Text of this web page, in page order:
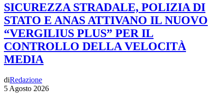
SICUREZZA STRADALE, POLIZIA DI
STATO E ANAS ATTIVANO IL NUOVO
“VERGILIUS PLUS” PER IL
CONTROLLO DELLA VELOCITÀ
MEDIA
diRedazione
5 Agosto 2026